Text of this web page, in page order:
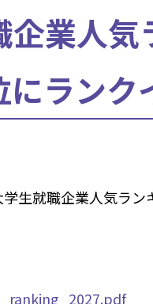
業人
ランク
生就職企業人気ラン